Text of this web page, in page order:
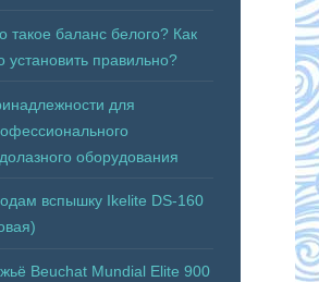
такое баланс белого? Как
установить правильно?
для
оборудования
вспышку Ikelite DS-160
Beuchat Mundial Elite 900